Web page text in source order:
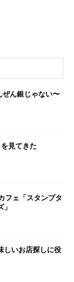
ん銀じゃない〜
見てきた
フェ「スタンプタ
しいお店探しに役